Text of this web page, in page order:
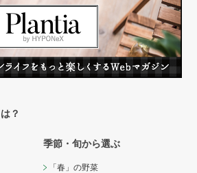
？
季節・旬から選ぶ
「春」の野菜